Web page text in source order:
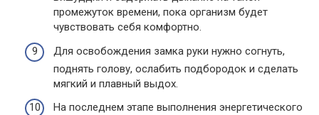
промежуток времени, пока организм будет
чувствовать себя комфортно.
Для освобождения замка руки нужно согнуть,
поднять голову, ослабить подбородок и сделать
мягкий и плавный выдох.
На последнем этапе выполнения энергетического